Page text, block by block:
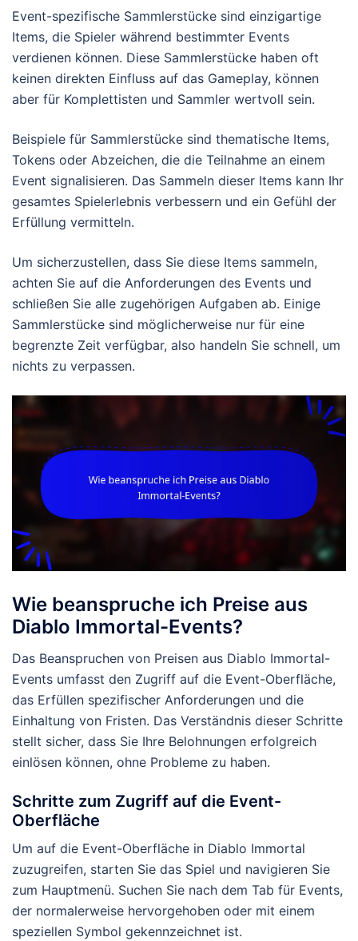
Event-spezifische Sammlerstücke sind einzigartige
Items, die Spieler während bestimmter Events
verdienen können. Diese Sammlerstücke haben oft
keinen direkten Einfluss auf das Gameplay, können
aber für Komplettisten und Sammler wertvoll sein.
Beispiele für Sammlerstücke sind thematische Items,
Tokens oder Abzeichen, die die Teilnahme an einem
Event signalisieren. Das Sammeln dieser Items kann Ihr
gesamtes Spielerlebnis verbessern und ein Gefühl der
Erfüllung vermitteln.
Um sicherzustellen, dass Sie diese Items sammeln,
achten Sie auf die Anforderungen des Events und
schließen Sie alle zugehörigen Aufgaben ab. Einige
Sammlerstücke sind möglicherweise nur für eine
begrenzte Zeit verfügbar, also handeln Sie schnell, um
nichts zu verpassen.
Wie beanspruche ich Preise aus
Diablo Immortal-Events?
Das Beanspruchen von Preisen aus Diablo Immortal-
Events umfasst den Zugriff auf die Event-Oberfläche,
das Erfüllen spezifischer Anforderungen und die
Einhaltung von Fristen. Das Verständnis dieser Schritte
stellt sicher, dass Sie Ihre Belohnungen erfolgreich
einlösen können, ohne Probleme zu haben.
Schritte zum Zugriff auf die Event-
Oberfläche
Um auf die Event-Oberfläche in Diablo Immortal
zuzugreifen, starten Sie das Spiel und navigieren Sie
zum Hauptmenü. Suchen Sie nach dem Tab für Events,
der normalerweise hervorgehoben oder mit einem
speziellen Symbol gekennzeichnet ist.